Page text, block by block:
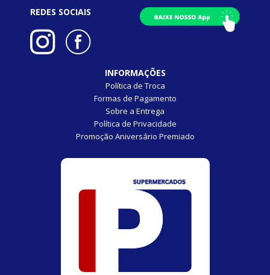
REDES SOCIAIS
INFORMAÇÕES
Política de Troca
Formas de Pagamento
Sobre a Entrega
Política de Privacidade
Promoção Aniversário Premiado